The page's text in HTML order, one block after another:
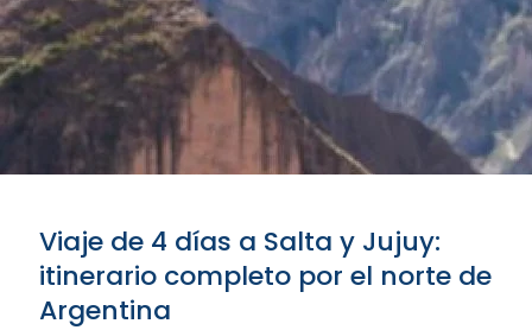
Viaje de 4 días a Salta y Jujuy:
itinerario completo por el norte de
Argentina